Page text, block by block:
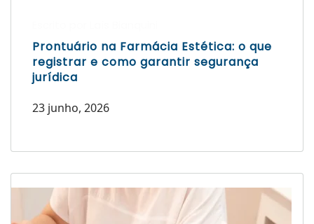
Prontuário na Farmácia Estética: o que
registrar e como garantir segurança
jurídica
23 junho, 2026